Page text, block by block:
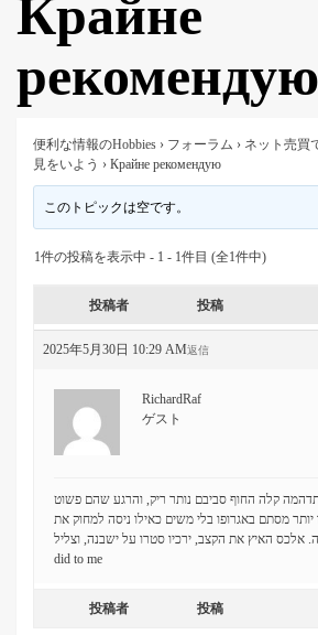
ニ
ー
Крайне
рекомендую
便利な情報のHobbies › フォーラム › ネット売買
見をいよう › Крайне рекомендую
このトピックは空です。
1件の投稿を表示中 - 1 - 1件目 (全1件中)
投稿者 投稿
2025年5月30日 10:29 AM返信
RichardRaf
ゲスト
קלה החוף סביבם נותר ריק, והרגע שהם פשוט
יותר מסתם באגרופו בלי משים כאילו ניסה למחוק את
did to me
投稿者 投稿